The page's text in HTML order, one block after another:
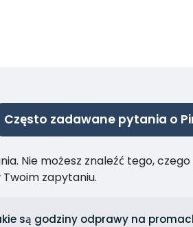
Często zadawane pytania o
Nie możesz znaleźć tego,
zapytaniu.
są godziny odprawy na